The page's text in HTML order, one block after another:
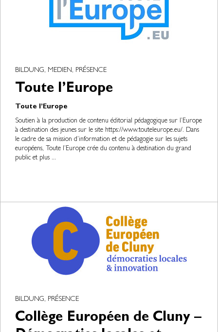
BILDUNG, MEDIEN, PRÉSENCE
Toute l’Europe
Toute l’Europe
Soutien à la production de contenu éditorial pédagogique sur l’Europe
à destination des jeunes sur le site https://www.touteleurope.eu/. Dans
le cadre de sa mission d’information et de pédagogie sur les sujets
européens, Toute l’Europe crée du contenu à destination du grand
public et plus ...
BILDUNG, PRÉSENCE
Collège Européen de Cluny –